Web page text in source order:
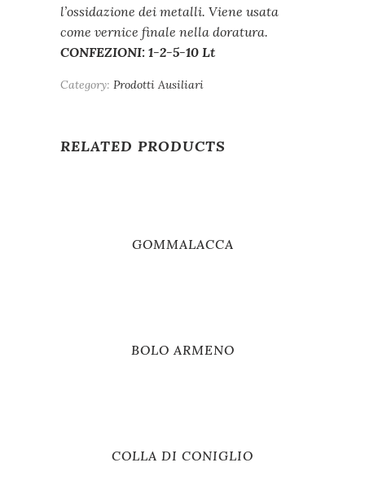
l’ossidazione dei metalli. Viene usata
come vernice finale nella doratura.
CONFEZIONI: 1-2-5-10 Lt
Category: Prodotti Ausiliari
RELATED PRODUCTS
GOMMALACCA
BOLO ARMENO
COLLA DI CONIGLIO